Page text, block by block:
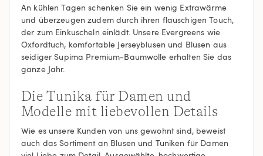
An kühlen Tagen schenken Sie ein wenig Extrawärme
und überzeugen zudem durch ihren flauschigen Touch,
der zum Einkuscheln einlädt. Unsere Evergreens wie
Oxfordtuch, komfortable Jerseyblusen und Blusen aus
seidiger Supima Premium-Baumwolle erhalten Sie das
ganze Jahr.
Die Tunika für Damen und
Modelle mit liebevollen Details
Wie es unsere Kunden von uns gewohnt sind, beweist
auch das Sortiment an Blusen und Tuniken für Damen